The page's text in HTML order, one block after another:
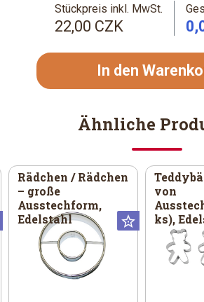
Stückpreis inkl. MwSt.
22,00 CZK
In den
Ähnliche
Universal
Rädchen / Rädchen
– große
Ausstechform,
Edelstahl
von
ks),
Universal